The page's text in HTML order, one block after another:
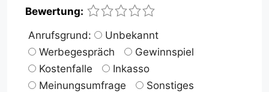
Name
E-
Adresse
Website
Bewertung: 5
4
3
2
1
Anrufsgrund:
Unbekannt
Werbegespräch
Gewinnspiel
Kostenfalle
Inkasso
Meinungsumfrage
Sonstiges